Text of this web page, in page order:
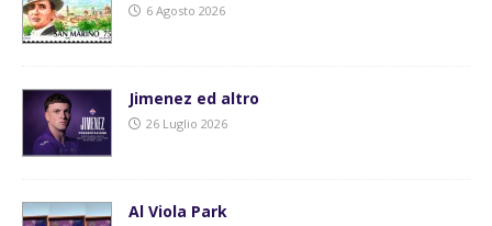
6 Agosto 2026
Jimenez ed altro
26 Luglio 2026
Al Viola Park